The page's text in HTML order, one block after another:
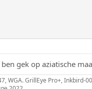
gek op aziatische
WGA. GrillEye Pro+, Inkbird-